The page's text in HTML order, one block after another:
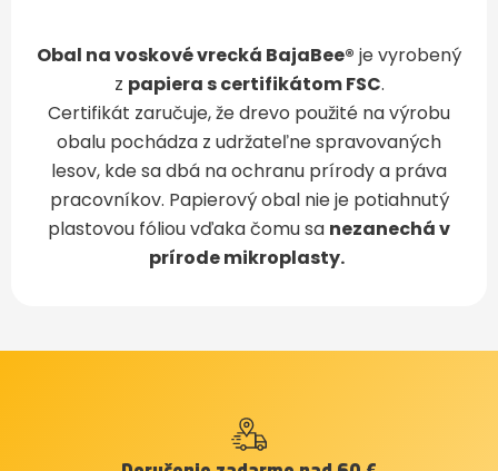
Obal na voskové vrecká BajaBee® je vyrobený
z papiera s certifikátom FSC.
Certifikát zaručuje, že drevo použité na výrobu
obalu pochádza z udržateľne spravovaných
lesov, kde sa dbá na ochranu prírody a práva
pracovníkov. Papierový obal nie je potiahnutý
plastovou fóliou vďaka čomu sa nezanechá v
prírode mikroplasty.